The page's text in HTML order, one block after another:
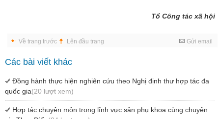
Tổ Công tác xã hội
Về trang trước Lên đầu trang Gửi email
Các bài viết khác
Đồng hành thực hiện nghiên cứu theo Nghị định thư hợp tác đa
quốc gia(20 lượt xem)
Hợp tác chuyên môn trong lĩnh vực sản phụ khoa cùng chuyên